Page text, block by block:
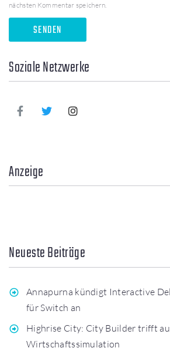
nächsten Kommentar speichern.
Soziale Netzwerke
Anzeige
Neueste Beiträge
Annapurna kündigt Interactive
für Switch an
Highrise City: City Builder trifft
Wirtschaftssimulation